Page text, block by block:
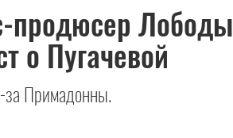
продюсер Лободы
о Пугачевой
за Примадонны.